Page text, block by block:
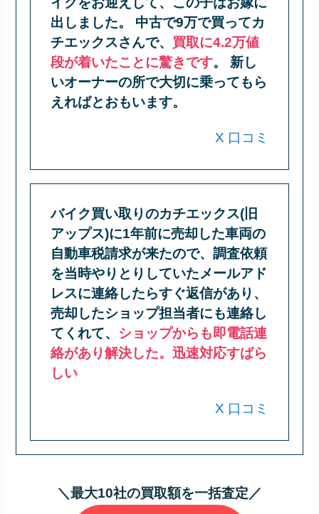
出しました。 中古で9万で買ってカ
チエックスさんで、 買取に4.2万値
段が着いたことに驚きです。 新し
いオーナーの所で大切に乗ってもら
えればとおもいます。
X 口コミ
バイク買い取りのカチエックス(旧
アップス)に1年前に売却した車両の
自動車税請求が来たので、調査依頼
を当時やりとりしていたメールアド
レスに連絡したらすぐ返信があり、
売却したショップ担当者にも連絡し
てくれて、 ショップからも即電話連
絡があり解決した。迅速対応すばら
しい
X 口コミ
＼最大10社の買取額を一括査定／